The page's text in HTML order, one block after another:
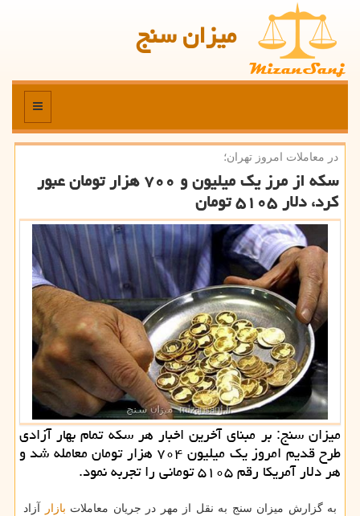
میزان سنج
منو
در معاملات امروز تهران؛
سكه از مرز یك میلیون و ۷۰۰ هزار تومان عبور
كرد، دلار ۵۱۰۵ تومان
میزان سنج: بر مبنای آخرین اخبار هر سكه تمام بهار آزادی
طرح قدیم امروز یك میلیون ۷۰۴ هزار تومان معامله شد و
هر دلار آمریكا رقم ۵۱۰۵ تومانی را تجربه نمود.
به گزارش میزان سنج به نقل از مهر در جریان معاملات بازار
آزاد